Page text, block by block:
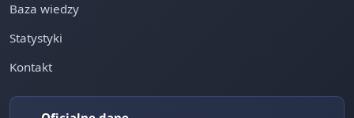
Baza wiedzy
Statystyki
Kontakt